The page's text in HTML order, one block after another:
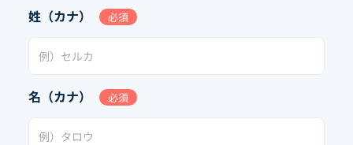
姓（カナ） 必須
名（カナ） 必須